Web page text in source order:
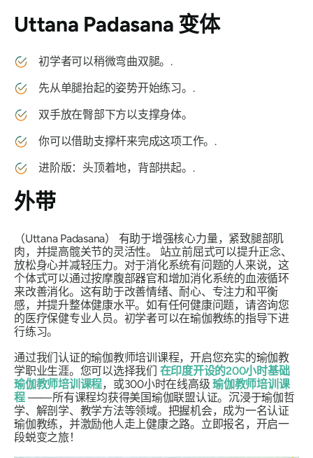
Uttana Padasana 变体
初学者可以稍微弯曲双腿。.
先从单腿抬起的姿势开始练习。.
双手放在臀部下方以支撑身体。
你可以借助支撑杆来完成这项工作。.
进阶版：头顶着地，背部拱起。.
外带
（Uttana Padasana）
有助于增强核心力量，紧致腿部肌
肉，并提高髋关节的灵活性。 站立前屈式可以提升正念、
放松身心并减轻压力。对于消化系统有问题的人来说，这
个体式可以通过按摩腹部器官和增加消化系统的血液循环
来改善消化。这有助于改善情绪、耐心、专注力和平衡
感，并提升整体健康水平。如有任何健康问题，请咨询您
的医疗保健专业人员。初学者可以在瑜伽教练的指导下进
行练习。
通过我们认证的瑜伽教师培训课程，开启您充实的瑜伽教
学职业生涯。您可以选择我们 在印度开设的200小时基础
瑜伽教师培训课程，或300小时在线高级瑜伽教师培训课
程——所有课程均获得美国瑜伽联盟认证。沉浸于瑜伽哲
学、解剖学、教学方法等领域。把握机会，成为一名认证
瑜伽教练，并激励他人走上健康之路。立即报名，开启一
段蜕变之旅！